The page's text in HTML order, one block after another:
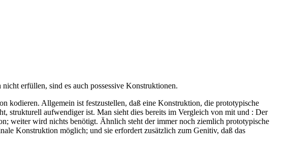
erfüllen, sind es auch possessive Konstruktionen.
kodieren. Allgemein ist festzustellen, daß eine Konstruktion, die prototypische
strukturell aufwendiger ist. Man sieht dies bereits im Vergleich von mit und : Der
weiter wird nichts benötigt. Ähnlich steht der immer noch ziemlich prototypische
Konstruktion möglich; und sie erfordert zusätzlich zum Genitiv, daß das